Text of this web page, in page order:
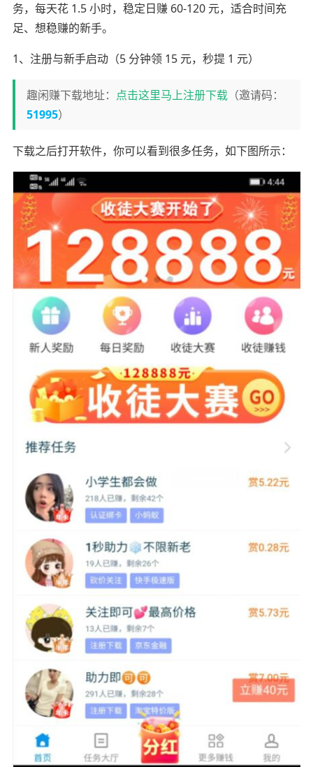
务，每天花 1.5 小时，稳定日赚 60-120 元，适合时间充
足、想稳赚的新手。
1、注册与新手启动（5 分钟领 15 元，秒提 1 元）
趣闲赚下载地址： 点击这里马上注册下载（邀请码：
51995）
下载之后打开软件，你可以看到很多任务，如下图所示：